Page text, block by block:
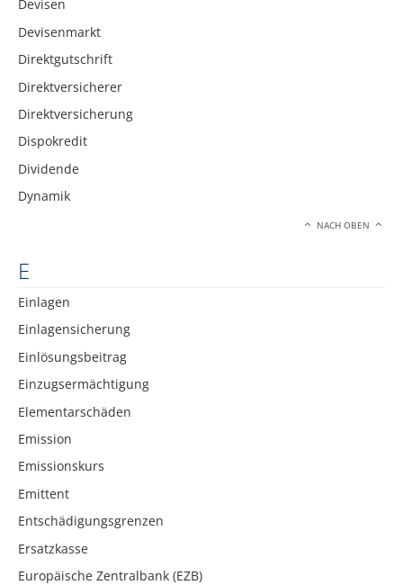
Devisen
Devisenmarkt
Direktgutschrift
Direktversicherer
Direktversicherung
Dispokredit
Dividende
Dynamik
NACH OBEN
E
Einlagen
Einlagensicherung
Einlösungsbeitrag
Einzugsermächtigung
Elementarschäden
Emission
Emissionskurs
Emittent
Entschädigungsgrenzen
Ersatzkasse
Europäische Zentralbank (EZB)